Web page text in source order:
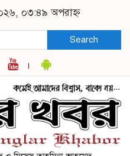
০৩:৪৯ অপরাহ্ন
Search